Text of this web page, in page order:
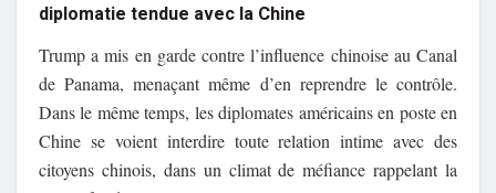
diplomatie tendue avec la Chine
Trump a mis en garde contre l’influence chinoise au Canal
de Panama, menaçant même d’en reprendre le contrôle.
Dans le même temps, les diplomates américains en poste en
Chine se voient interdire toute relation intime avec des
citoyens chinois, dans un climat de méfiance rappelant la